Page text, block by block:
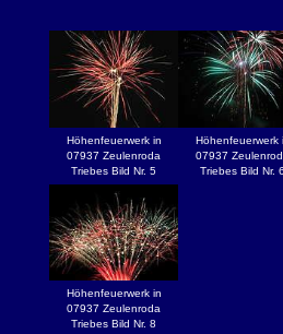
Höhenfeuerwerk in
07937 Zeulenroda
Triebes Bild Nr. 5
Höhenfeuerwerk
07937
Triebes Bild Nr. 6
Höhenfeuerwerk in
07937 Zeulenroda
Triebes Bild Nr. 8